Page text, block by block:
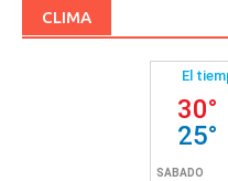
CLIMA